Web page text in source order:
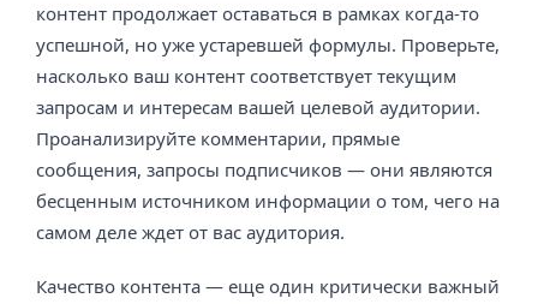
контент продолжает оставаться в рамках когда-то
успешной, но уже устаревшей формулы. Проверьте,
насколько ваш контент соответствует текущим
запросам и интересам вашей целевой аудитории.
Проанализируйте комментарии, прямые
сообщения, запросы подписчиков — они являются
бесценным источником информации о том, чего на
самом деле ждет от вас аудитория.
Качество контента — еще один критически важный